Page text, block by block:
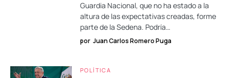
Guardia Nacional, que no ha estado a la
altura de las expectativas creadas, forme
parte de la Sedena. Podría…
por Juan Carlos Romero Puga
POLÍTICA